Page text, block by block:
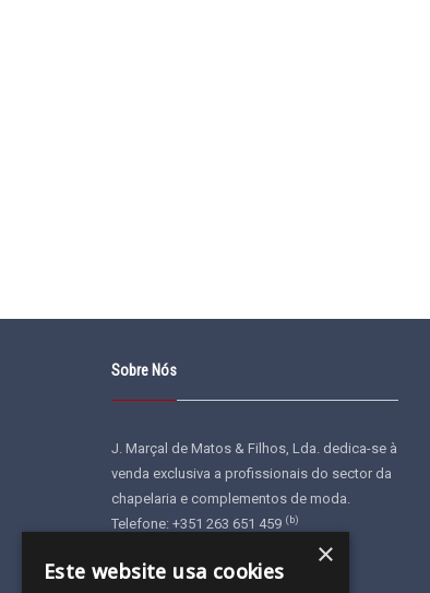
Sobre Nós
J. Marçal de Matos & Filhos, Lda. dedica-se à
venda exclusiva a profissionais do sector da
chapelaria e complementos de moda.
Telefone: +351 263 651 459 (b)
×
Este website usa cookies